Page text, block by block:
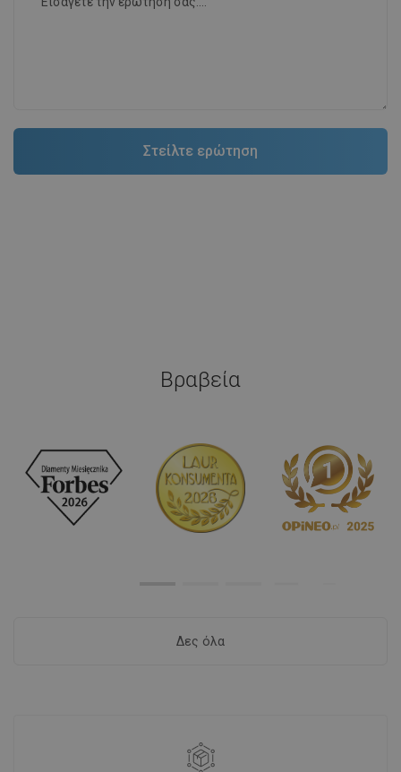
Βραβεία
Δες όλα